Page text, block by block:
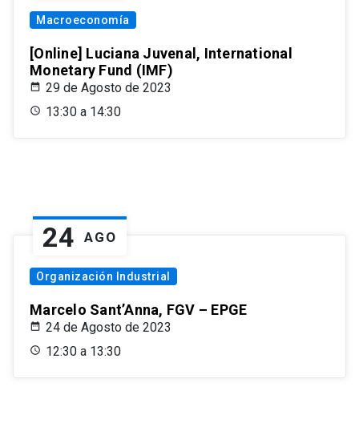
Macroeconomía
[Online] Luciana Juvenal, International
Monetary Fund (IMF)
29 de Agosto de 2023
13:30 a 14:30
24 AGO
Organización Industrial
Marcelo Sant’Anna, FGV – EPGE
24 de Agosto de 2023
12:30 a 13:30